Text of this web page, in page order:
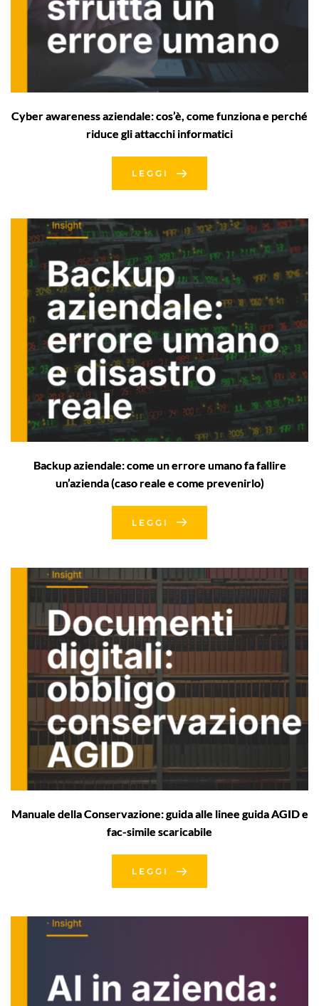
Cyber awareness aziendale: cos’è, come funziona e perché
riduce gli attacchi informatici
LEGGI
Backup aziendale: come un errore umano fa fallire
un’azienda (caso reale e come prevenirlo)
LEGGI
Manuale della Conservazione: guida alle linee guida AGID e
fac-simile scaricabile
LEGGI